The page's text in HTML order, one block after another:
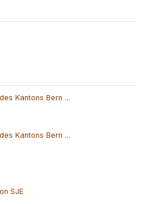
Kantons Bern ...
Kantons Bern ...
SJE